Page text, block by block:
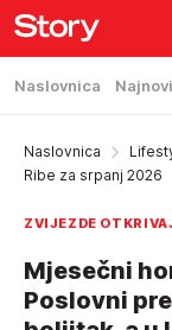
Naslovnica
Naslovnica
Ribe za srpanj 2026
ZVIJEZDE
Mjesečni
Poslovni